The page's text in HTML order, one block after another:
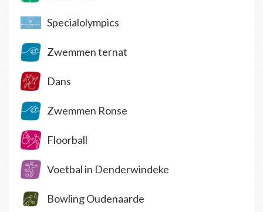
Specialolympics
Zwemmen ternat
Dans
Zwemmen Ronse
Floorball
Voetbal in Denderwindeke
Bowling Oudenaarde